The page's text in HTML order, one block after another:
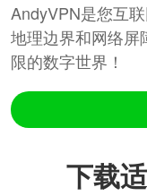
AndyVPN是您互
地理边界和网络屏
限的数字世界！
下载